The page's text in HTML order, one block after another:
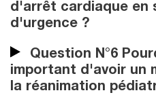
d'arrêt cardiaque en
d'urgence ?
Question N°6
important d'avoir un
la réanimation